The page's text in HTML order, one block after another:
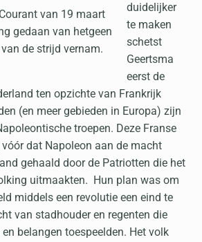
van 19 maart
gedaan van hetgeen
de strijd vernam.
duidelijker
te maken
schetst
Geertsma
eerst de
ten opzichte van Frankrijk
(en meer gebieden in Europa) zijn
troepen. Deze Franse
dat Napoleon aan de macht
gehaald door de Patriotten die het
uitmaakten. Hun plan was om
middels een revolutie een eind te
van stadhouder en regenten die
belangen toespeelden. Het volk